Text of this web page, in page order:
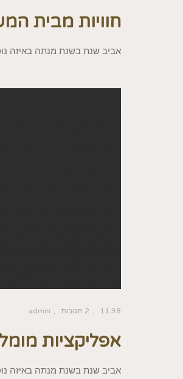
חוויות מבית
אביב שנת בשנת מנתה באיזה
11:38 2 תגובות admin
אפליקציות
אביב שנת בשנת מנתה באיזה